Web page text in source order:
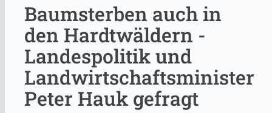
Baumsterben auch in
den Hardtwäldern -
Landespolitik und
Landwirtschaftsminister
Peter Hauk gefragt